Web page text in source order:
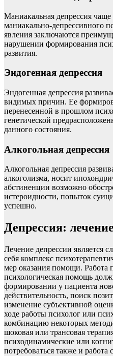
Маниакальная депрессия
маниакально-депрессивного
явления заключаются
нарушении формирования
развития.
Эндогенная депрессия
Эндогенная депрессия
видимых причин. Ее
перенесенной в прошлом
генетической
данного состояния.
Алкогольная депрессия
Алкогольная депрессия
алкоголизма, носит
абстиненции возможно
истероидности, попыток
успешно.
Депрессия:
Лечение депрессии является
себя комплекс
мер оказания помощи. Работа
психологическая помощь
формировании у пациента
действительность, поиск
изменение субъективной
ходе работы психолог или
комбинацию некоторых
шоковая или трансовая
психодинамические или
потребоваться также и